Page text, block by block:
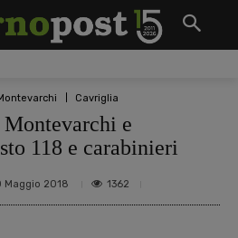
Cavriglia
e
118 e carabinieri
Maggio 2018 1362